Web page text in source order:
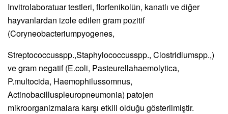
Invitrolaboratuar testleri, florfenikolün, kanatlı ve diğer
hayvanlardan izole edilen gram pozitif
(Coryneobacteriumpyogenes,
Streptococcusspp.,Staphylococcusspp., Clostridiumspp.,)
ve gram negatif (E.coli, Pasteurellahaemolytica,
P.multocida, Haemophilussomnus,
Actinobacilluspleuropneumonia) patojen
mikroorganizmalara karşı etkili olduğu gösterilmiştir.